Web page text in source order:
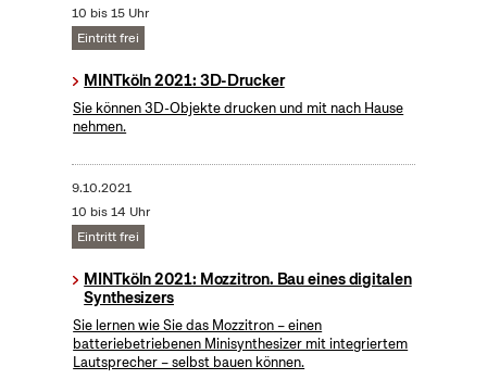
10 bis 15 Uhr
Eintritt frei
MINTköln 2021: 3D-Drucker
Sie können 3D-Objekte drucken und mit nach Hause
nehmen.
9.10.2021
10 bis 14 Uhr
Eintritt frei
MINTköln 2021: Mozzitron. Bau eines digitalen
Synthesizers
Sie lernen wie Sie das Mozzitron – einen
batteriebetriebenen Minisynthesizer mit integriertem
Lautsprecher – selbst bauen können.